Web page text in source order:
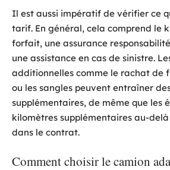
Il est aussi impératif de vérifier ce
tarif. En général, cela comprend le
forfait, une assurance
une assistance en cas de sinistre.
additionnelles comme le rachat de
ou les sangles peuvent entraîner
supplémentaires, de même que les
kilomètres supplémentaires au-
dans le contrat.
Comment choisir le camion